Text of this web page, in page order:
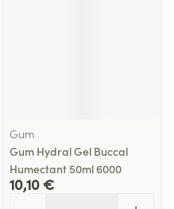
Gum
Gum Hydral Gel Buccal
Humectant 50ml 6000
10,10 €